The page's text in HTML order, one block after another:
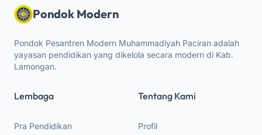
Pondok Modern
Pondok Pesantren Modern Muhammadiyah Paciran adalah
yayasan pendidikan yang dikelola secara modern di Kab.
Lamongan.
Lembaga
Pra Pendidikan
Tentang Kami
Profil